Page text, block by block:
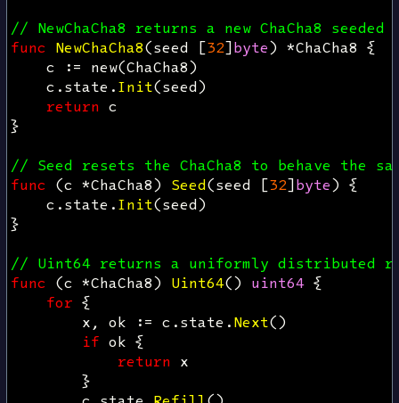
// NewChaCha8 returns a new ChaCha8
func NewChaCha8(seed [32]byte) *ChaCha8 {
c
:= new(ChaCha8)
c .state .Init(seed)
return c
}
// Seed resets the ChaCha8 to behave the
func (c *ChaCha8) Seed(seed [32]byte) {
c .state .Init(seed)
}
// Uint64 returns a uniformly distributed
func (c *ChaCha8) Uint64() uint64 {
for {
x , ok := c .state .Next()
if ok {
return x
}